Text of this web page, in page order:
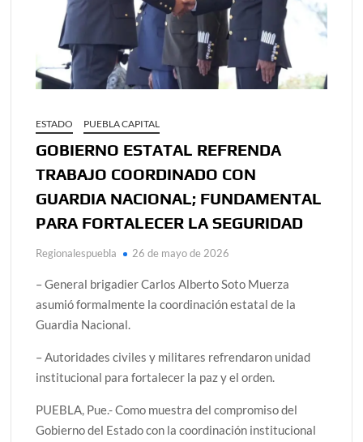
ESTADO PUEBLA CAPITAL
GOBIERNO ESTATAL REFRENDA
TRABAJO COORDINADO CON
GUARDIA NACIONAL; FUNDAMENTAL
PARA FORTALECER LA SEGURIDAD
Regionalespuebla 26 de mayo de 2026
– General brigadier Carlos Alberto Soto Muerza
asumió formalmente la coordinación estatal de la
Guardia Nacional.
– Autoridades civiles y militares refrendaron unidad
institucional para fortalecer la paz y el orden.
PUEBLA, Pue.- Como muestra del compromiso del
Gobierno del Estado con la coordinación institucional